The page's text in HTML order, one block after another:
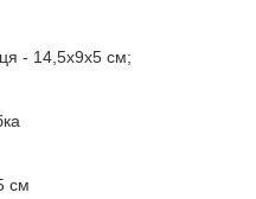
- 14,5х9х5 см;
см